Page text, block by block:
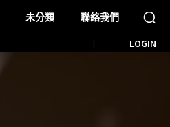
未分類 聯絡我們
LOGIN